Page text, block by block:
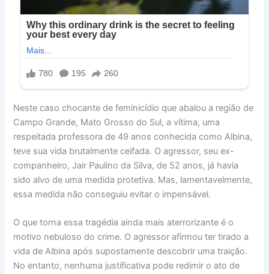
Neste caso chocante de feminicídio que abalou a região de
Campo Grande, Mato Grosso do Sul, a vítima, uma
respeitada professora de 49 anos conhecida como Albina,
teve sua vida brutalmente ceifada. O agressor, seu ex-
companheiro, Jair Paulino da Silva, de 52 anos, já havia
sido alvo de uma medida protetiva. Mas, lamentavelmente,
essa medida não conseguiu evitar o impensável.
O que torna essa tragédia ainda mais aterrorizante é o
motivo nebuloso do crime. O agressor afirmou ter tirado a
vida de Albina após supostamente descobrir uma traição.
No entanto, nenhuma justificativa pode redimir o ato de